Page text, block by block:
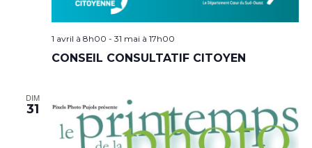
1 avril à 8h00 - 31 mai à 17h00
CONSEIL CONSULTATIF CITOYEN
DIM
31